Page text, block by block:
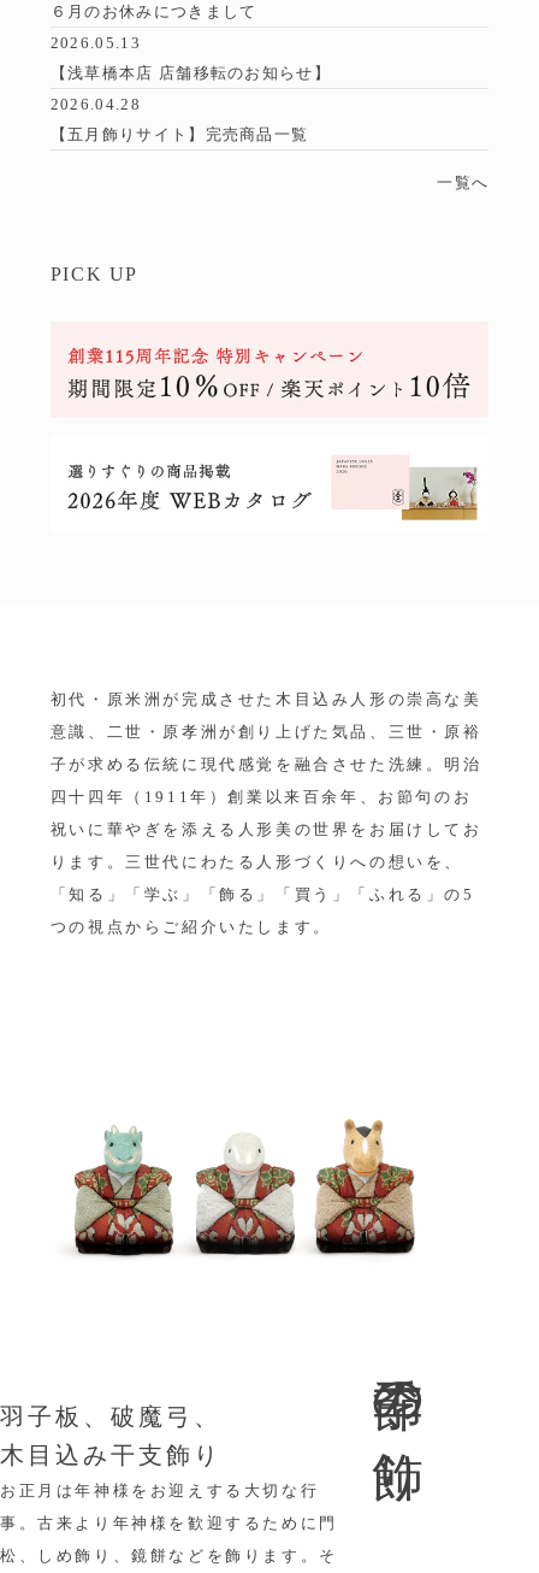
６月のお休みにつきまして
2026.05.13
【浅草橋本店 店舗移転のお知らせ】
2026.04.28
【五月飾りサイト】完売商品一覧
一覧へ
PICK UP
初代・原米洲が完成させた木目込み人形の崇高な美
意識、二世・原孝洲が創り上げた気品、三世・原裕
子が求める伝統に現代感覚を融合させた洗練。明治
四十四年（1911年）創業以来百余年、お節句のお
祝いに華やぎを添える人形美の世界をお届けしてお
ります。三世代にわたる人形づくりへの想いを、
「知る」「学ぶ」「飾る」「買う」「ふれる」の5
つの視点からご紹介いたします。
季節の飾り
羽子板、破魔弓、
木目込み干支飾り
お正月は年神様をお迎えする大切な行
事。古来より年神様を歓迎するために門
松、しめ飾り、鏡餅などを飾ります。そ